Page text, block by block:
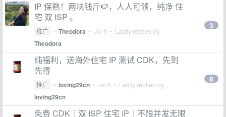
IP 保熟！两块钱斤🍉，人人可领，纯净 住
宅 双 ISP 。
推广 • Theodora • Jul 9 • Lastly replied by
Theodora
3
纯福利，送海外住宅 IP 测试 CDK，先到
先得
推广 • loving29cn • Jul 8 • Lastly replied by
loving29cn
6
免费 CDK｜双 ISP 住宅 IP｜不限并发无限